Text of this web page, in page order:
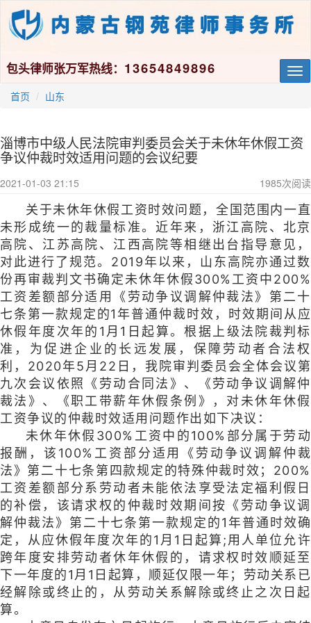
包头律师张万军热线： 13654849896
首页 山东
淄博市中级人民法院审判委员会关于未休年休假工资
争议仲裁时效适用问题的会议纪要
2021-01-03 21:15 1985次阅读
关于未休年休假工资时效问题，全国范围内一直
未形成统一的裁量标准。近年来，浙江高院、北京
高院、江苏高院、江西高院等相继出台指导意见，
对此进行了规范。2019年以来，山东高院亦通过数
份再审裁判文书确定未休年休假300%工资中200%
工资差额部分适用《劳动争议调解仲裁法》第二十
七条第一款规定的1年普通仲裁时效，时效期间从应
休假年度次年的1月1日起算。根据上级法院裁判标
准，为促进企业的长远发展，保障劳动者合法权
利，2020年5月22日，我院审判委员会全体会议第
九次会议依照《劳动合同法》、《劳动争议调解仲
裁法》、《职工带薪年休假条例》，对未休年休假
工资争议的仲裁时效适用问题作出如下决议：
未休年休假300%工资中的100%部分属于劳动
报酬，该100%工资部分适用《劳动争议调解仲裁
法》第二十七条第四款规定的特殊仲裁时效；200%
工资差额部分系劳动者未能依法享受法定福利假日
的补偿，该请求权的仲裁时效期间按《劳动争议调
解仲裁法》第二十七条第一款规定的1年普通时效确
定，从应休假年度次年的1月1日起算;用人单位允许
跨年度安排劳动者休年休假的，请求权时效顺延至
下一年度的1月1日起算，顺延仅限一年； 劳动关系已
经解除或终止的，从劳动关系解除或终止之次日起
算。